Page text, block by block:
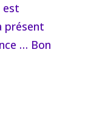
est
présent
… Bon